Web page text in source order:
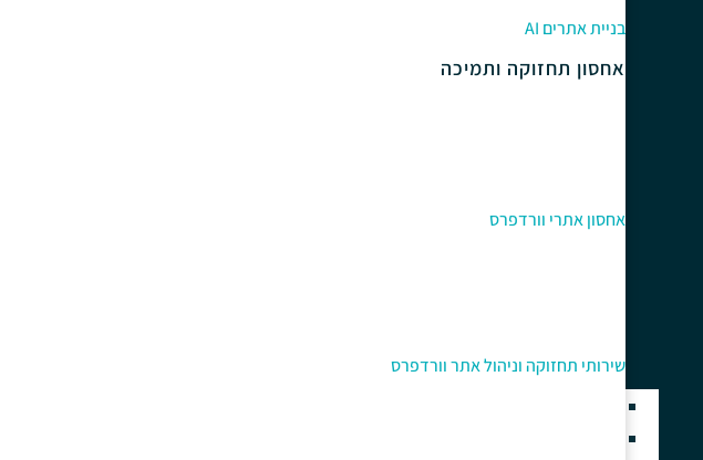
בניית אתרים AI
אחסון תחזוקה ותמיכה
אחסון אתרי וורדפרס
שירותי תחזוקה וניהול אתר וורדפרס